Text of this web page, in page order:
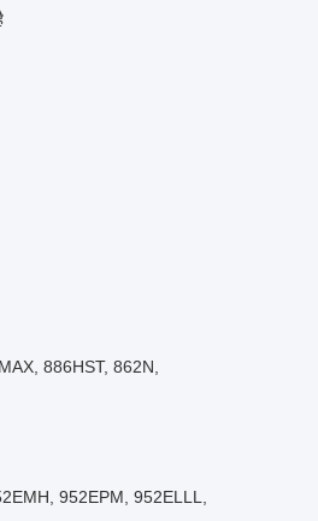
886HST, 862N,
952EPM, 952ELLL,